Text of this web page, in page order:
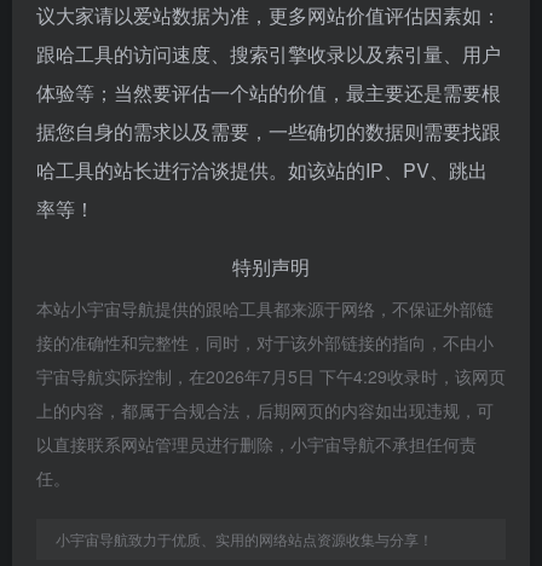
议大家请以爱站数据为准，更多网站价值评估因素如：
跟哈工具的访问速度、搜索引擎收录以及索引量、用户
体验等；当然要评估一个站的价值，最主要还是需要根
据您自身的需求以及需要，一些确切的数据则需要找跟
哈工具的站长进行洽谈提供。如该站的IP、PV、跳出
率等！
特别声明
本站小宇宙导航提供的跟哈工具都来源于网络，不保证外部链
接的准确性和完整性，同时，对于该外部链接的指向，不由小
宇宙导航实际控制，在2026年7月5日 下午4:29收录时，该网页
上的内容，都属于合规合法，后期网页的内容如出现违规，可
以直接联系网站管理员进行删除，小宇宙导航不承担任何责
任。
小宇宙导航致力于优质、实用的网络站点资源收集与分享！